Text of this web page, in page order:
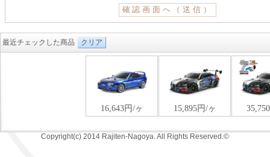
最近チェックした商品 クリア
Copyright(c) 2014 Rajiten-Nagoya. All Rights Reserved.©